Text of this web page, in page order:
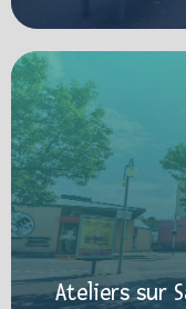
Ateliers sur